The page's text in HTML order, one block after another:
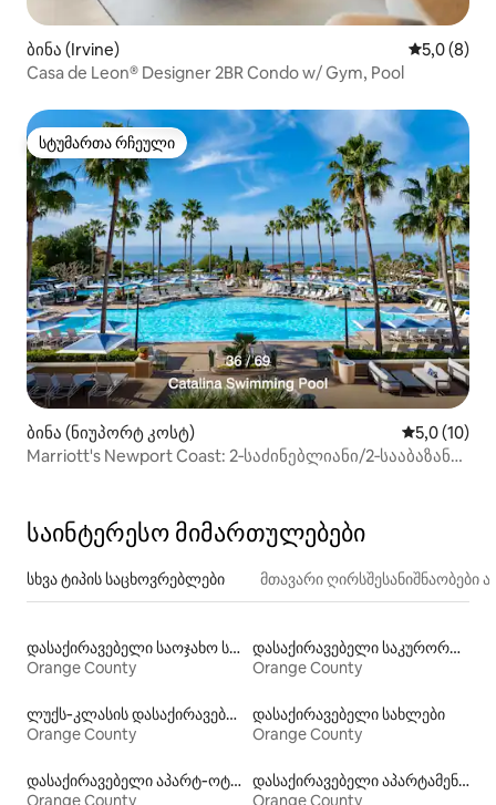
ბინა (Irvine) საშუალო
5,0 (8)
Casa de Leon® Designer 2BR Condo w/ Gym, Pool
სტუმართა რჩეული
სტუმართა რჩეული
ბინა (ნიუპორტ კოსტ) საშუალო
5,0 (10)
Marriott's Newport Coast: 2‑საძინებლიანი/2‑სააბაზანო
საინტერესო მიმართულებები
სხვა ტიპის საცხოვრებლები მთავარი
დასაქირავებელი საოჯახო სასტუმროები
Orange County
დასაქირავებელი საკურორტო საცხოვრებლები
Orange County
ლუქს‑კლასის დასაქირავებელი საცხოვრებლები
Orange County
დასაქირავებელი სახლები
Orange County
დასაქირავებელი აპარტ‑ოტელები
Orange County
დასაქირავებელი აპარტამენტები
Orange County